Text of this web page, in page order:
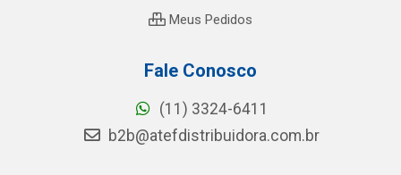
Meus Pedidos
Fale Conosco
(11) 3324-6411
b2b@atefdistribuidora.com.br